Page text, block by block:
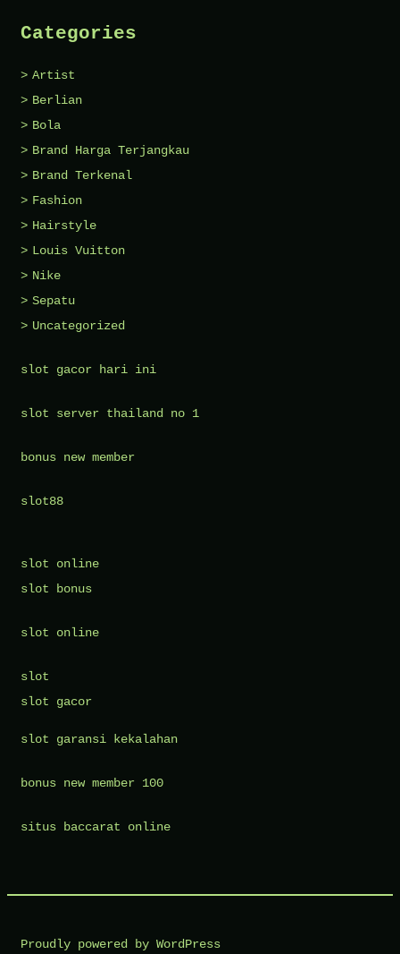
Categories
Artist
Berlian
Bola
Brand Harga Terjangkau
Brand Terkenal
Fashion
Hairstyle
Louis Vuitton
Nike
Sepatu
Uncategorized
slot gacor hari ini
slot server thailand no 1
bonus new member
slot88
slot online
slot bonus
slot online
slot
slot gacor
slot garansi kekalahan
bonus new member 100
situs baccarat online
Proudly powered by WordPress